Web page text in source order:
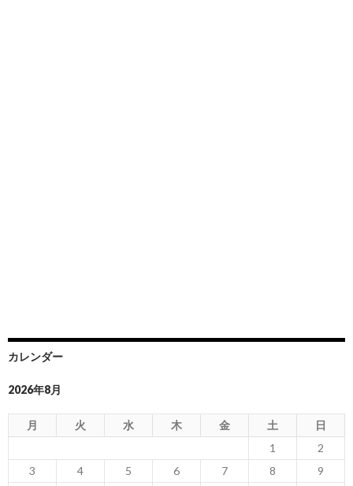
カレンダー
2026年8月
月 火 水 木 金 土
日
1
2
3
4 5 6 7 8
9